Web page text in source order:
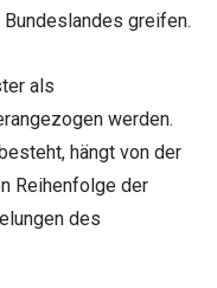
greifen.
als
werden.
hängt von der
Reihenfolge der
des